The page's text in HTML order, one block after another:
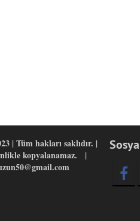
| Tüm hakları saklıdır. |
kopyalanamaz. |